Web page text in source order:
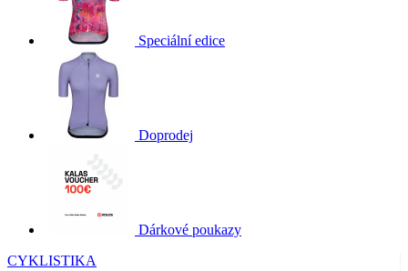
Speciální edice
Doprodej
Dárkové poukazy
CYKLISTIKA